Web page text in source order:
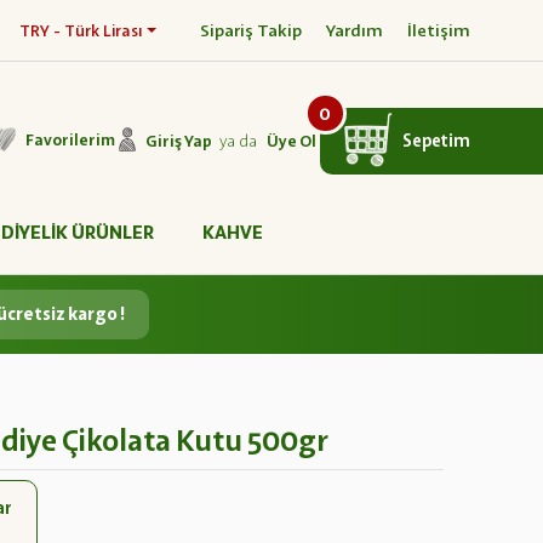
TRY - Türk Lirası Sipariş Takip Yardım İletişim
Favorilerim Giriş Yap ya da Üye Ol
0
Sepetim
ÜRÜNLER KAHVE
kargo !
Çikolata Kutu 500gr